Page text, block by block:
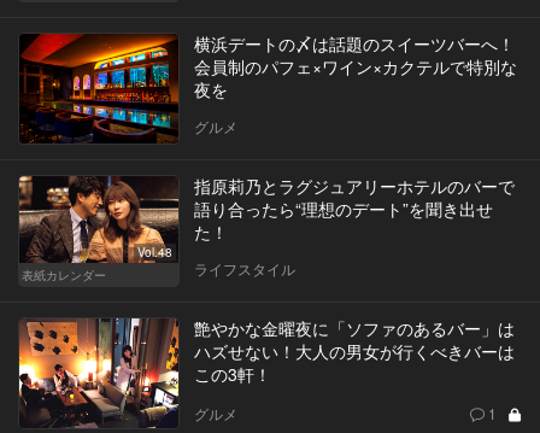
横浜デートの〆は話題のスイーツバーへ！
会員制のパフェ×ワイン×カクテルで特別な
夜を
グルメ
Vol.48
表紙カレンダー
指原莉乃とラグジュアリーホテルのバーで
語り合ったら“理想のデート”を聞き出せ
た！
ライフスタイル
艶やかな金曜夜に「ソファのあるバー」は
ハズせない！大人の男女が行くべきバーは
この3軒！
グルメ 1